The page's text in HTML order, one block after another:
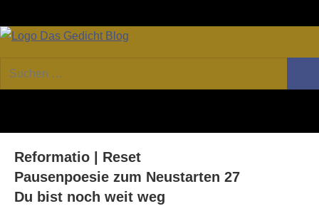
Inhalt
GEDICHT
Forum
von
Lyrik,
Essay
Suchen
nach:
Reformatio | Reset
Pausenpoesie zum Neustarten 27
Du bist noch weit weg